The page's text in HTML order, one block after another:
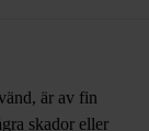
är av fin
skador eller